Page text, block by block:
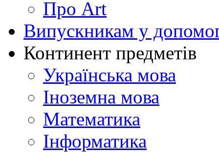
Про Art
Випускникам у
Континент предметів
Українська мова
Іноземна мова
Математика
Інформатика